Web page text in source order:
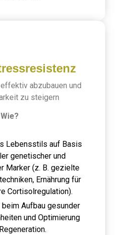
abzubauen und
zu steigern
Wie?
Lebensstils auf Basis
genetischer und
Marker (z. B. gezielte
Ernährung für
Cortisolregulation).
Aufbau gesunder
und Optimierung